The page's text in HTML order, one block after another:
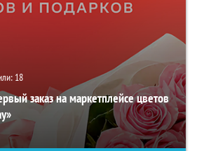
18
заказ на маркетплейсе цветов